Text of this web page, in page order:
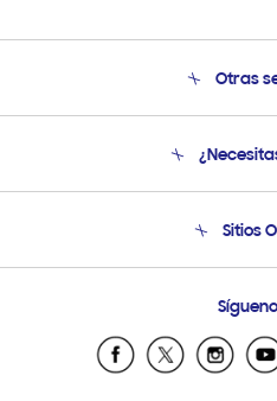
Otras
Condiciones
Soporte
Sitios
Samsung
Samsung